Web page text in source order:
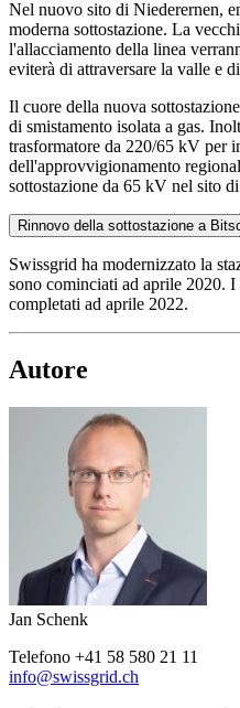
Nel nuovo sito di Niederernen,
moderna sottostazione. La
l'allacciamento della linea
eviterà di attraversare la valle e
Il cuore della nuova
di smistamento isolata a gas.
trasformatore da 220/65 kV per
dell'approvvigionamento
sottostazione da 65 kV nel sito
Rinnovo della sottostazione a
Swissgrid ha modernizzato la
sono cominciati ad aprile 2020.
completati ad aprile 2022.
Autore
Jan Schenk
Telefono +41 58 580 21 11
info@swissgrid.ch